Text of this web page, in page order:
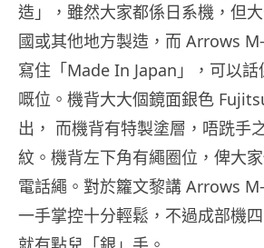
造」，雖然大家都係日系機，但
國或其他地方製造，而 Arrows
寫住「Made In Japan」，可以
嘅位。機背大大個鏡面銀色
出， 而機背有特製塗層，唔跣手
紋。機背左下角有繩圈位，俾大
電話繩。對於籮文黎講 Arrows
一手掌控十分輕鬆，不過成部機